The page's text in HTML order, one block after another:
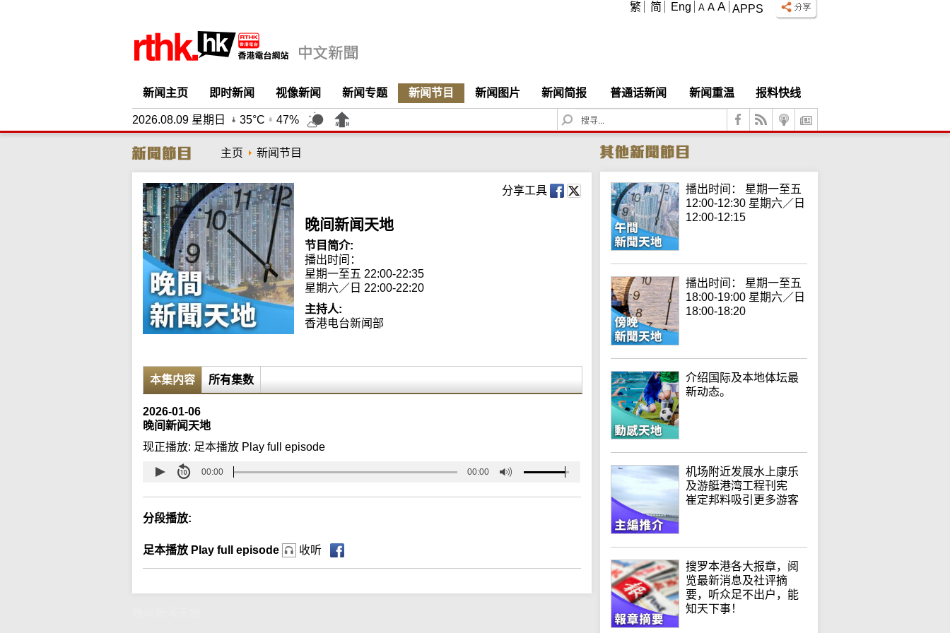
APPS
A A A
繁 简 Eng
新闻主页 即时新闻 视像新闻 新闻专题 新闻节目 新闻图片 新闻简报 普通话新闻 新闻重温 报料快线
2026.08.09 星期日 35°C 47%
S
e
c
h
主页 新闻节目
分享工具
晚间新闻天地
节目简介:
播出时间：
星期一至五 22:00-22:35
星期六／日 22:00-22:20
主持人:
香港电台新闻部
本集内容 所有集数
2026-01-06
晚间新闻天地
现正播放: 足本播放 Play full episode
00:00 00:00
分段播放:
足本播放 Play full episode 收听
播出时间： 星期一至五
12:00-12:30 星期六／日
12:00-12:15
播出时间： 星期一至五
18:00-19:00 星期六／日
18:00-18:20
介绍国际及本地体坛最
新动态。
机场附近发展水上康乐
及游艇港湾工程刊宪
崔定邦料吸引更多游客
搜罗本港各大报章，阅
览最新消息及社评摘
要，听众足不出户，能
知天下事！